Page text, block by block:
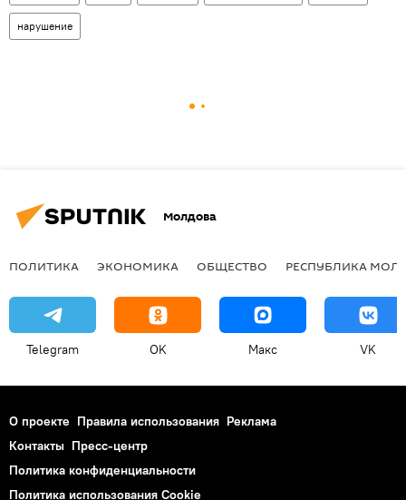
нарушение
Молдова
ПОЛИТИКА ЭКОНОМИКА ОБЩЕСТВО РЕСПУБЛИКА
Telegram OK Макс VK
О проекте Правила использования Реклама
Контакты Пресс-центр
Политика конфиденциальности
Политика использования Cookie